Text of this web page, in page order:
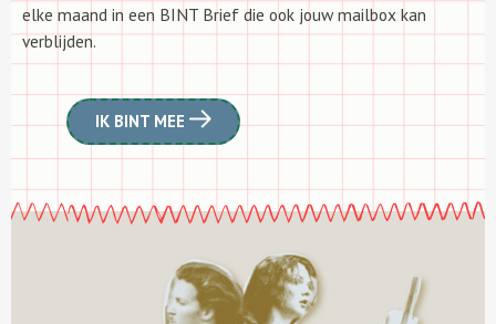
elke maand in een BINT Brief die ook jouw mailbox kan
verblijden.
IK BINT MEE